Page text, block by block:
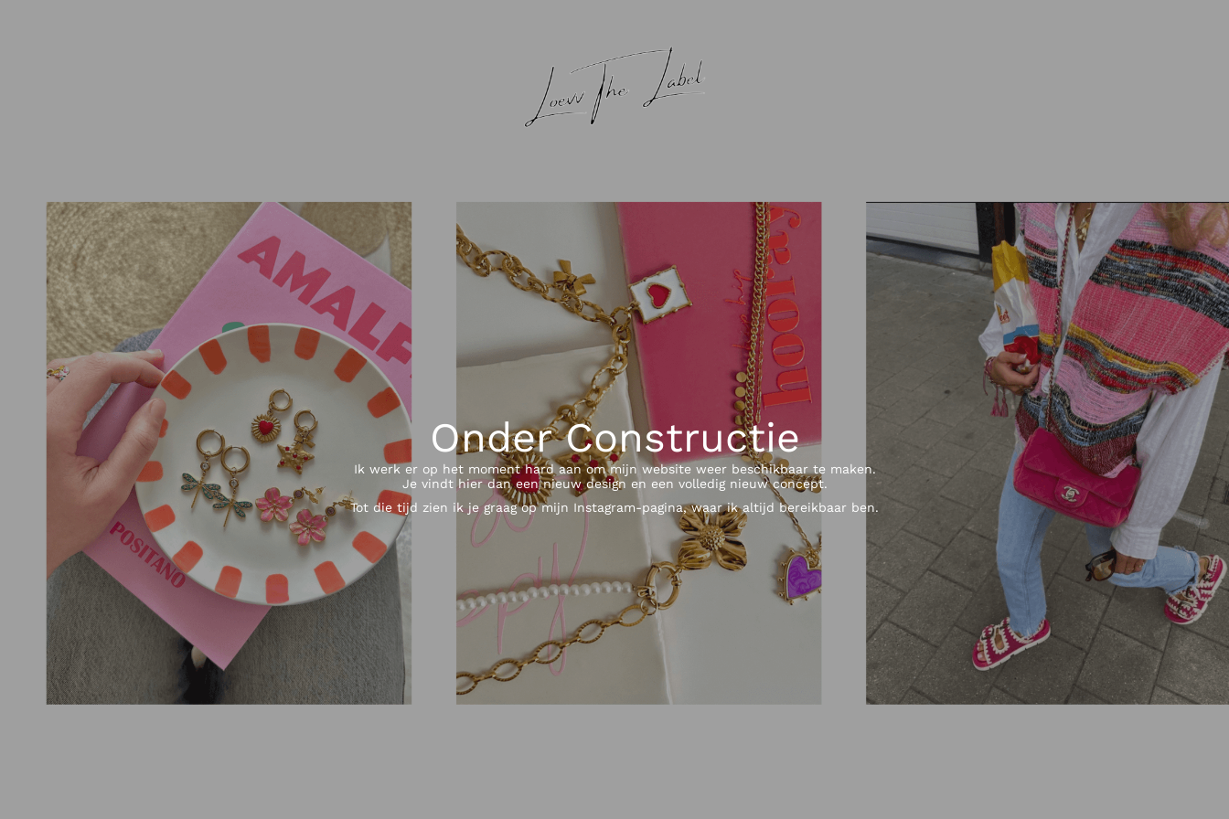
Onder Constructie
Ik werk er op het moment hard aan om mijn website weer beschikbaar te maken.
Je vindt hier dan een nieuw design en een volledig nieuw concept.
Tot die tijd zien ik je graag op mijn Instagram-pagina, waar ik altijd bereikbaar ben.